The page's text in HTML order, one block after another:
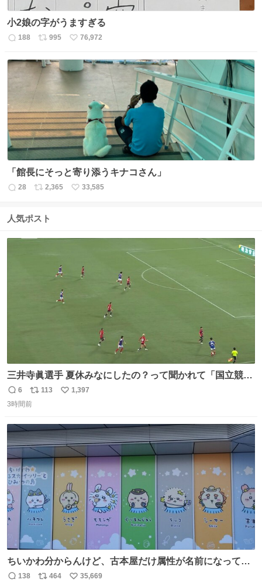
小2娘の字がうますぎる
返
数
188
リ
ス
995
い
ね
76,972
「館長にそっと寄り添うキナコさん」
返
数
28
リ
ス
数
2,365
い
33,585
人気ポスト
三井寺眞選手 夏休みなにしたの？って聞かれて「国立競技
場でオープニングゴール決めたよ」と答えられるの強すぎ
る
返
信
6
リ
ポ
ト
数
113
い
数
1,397
3時間前
ちいかわ分からんけど、古本屋だけ属性が名前になってる
のはどういうこと？
138 464 35,669